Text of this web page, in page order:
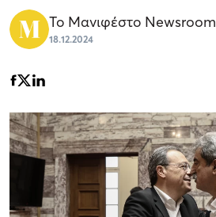
Το Μανιφέστο Newsroom
18.12.2024